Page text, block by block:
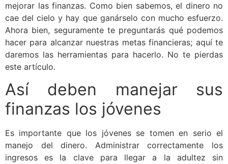
mejorar las finanzas. Como bien sabemos, el dinero no
cae del cielo y hay que ganárselo con mucho esfuerzo.
Ahora bien, seguramente te preguntarás qué podemos
hacer para alcanzar nuestras metas financieras; aquí te
daremos las herramientas para hacerlo. No te pierdas
este artículo.
Así deben manejar sus
finanzas los jóvenes
Es importante que los jóvenes se tomen en serio el
manejo del dinero. Administrar correctamente los
ingresos es la clave para llegar a la adultez sin